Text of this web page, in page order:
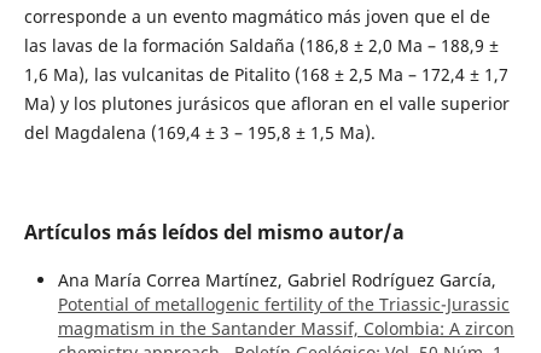
corresponde a un evento magmático más joven que el de
las lavas de la formación Saldaña (186,8 ± 2,0 Ma – 188,9 ±
1,6 Ma), las vulcanitas de Pitalito (168 ± 2,5 Ma – 172,4 ± 1,7
Ma) y los plutones jurásicos que afloran en el valle superior
del Magdalena (169,4 ± 3 – 195,8 ± 1,5 Ma).
Artículos más leídos del mismo autor/a
Ana María Correa Martínez, Gabriel Rodríguez García,
Potential of metallogenic fertility of the Triassic-Jurassic
magmatism in the Santander Massif, Colombia: A zircon